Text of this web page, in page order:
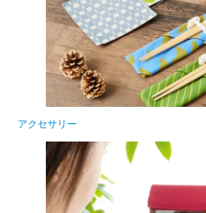
アクセサリー